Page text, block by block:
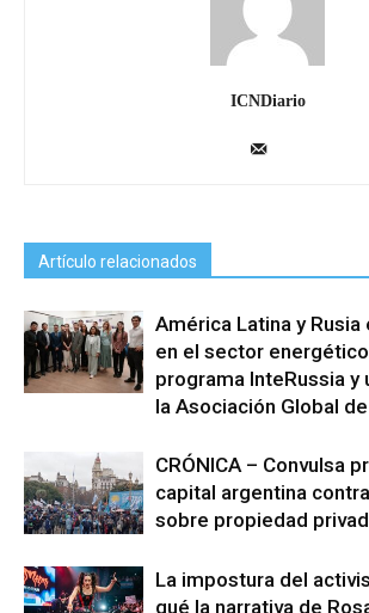
ICNDiario
Artículo relacionados
América Latina y
en el sector
programa InteRussia y
la Asociación Global
CRÓNICA – Convulsa
capital argentina
sobre propiedad
La impostura del
qué la narrativa de